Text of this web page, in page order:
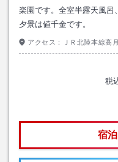
楽園です。全室半露天風呂
夕景は値千金です。
アクセス： ＪＲ北陸本線高
税
宿